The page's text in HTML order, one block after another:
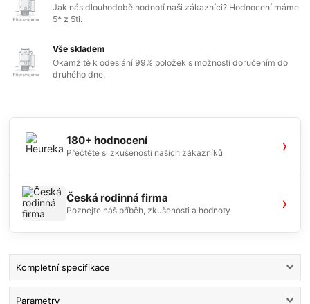
Jak nás dlouhodobě hodnotí naši zákazníci? Hodnocení máme
5* z 5ti.
Vše skladem
Okamžitě k odeslání 99% položek s možností doručením do
druhého dne.
180+ hodnocení
Přečtěte si zkušenosti našich zákazníků ›
Česká rodinná firma
Poznejte náš příběh, zkušenosti a hodnoty ›
Kompletní specifikace
Parametry